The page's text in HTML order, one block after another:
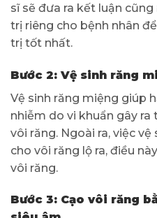
sĩ sẽ đưa ra kết luận
trị riêng cho bệnh nhân
trị tốt nhất.
Bước 2: Vệ sinh răng
Vệ sinh răng miệng giúp
nhiễm do vi khuẩn gây
vôi răng. Ngoài ra, việc
cho vôi răng lộ ra, điều
vôi răng.
Bước 3: Cạo vôi răng